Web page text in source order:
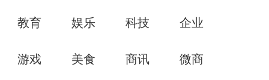
教育 娱乐 科技 企业
游戏 美食 商讯 微商